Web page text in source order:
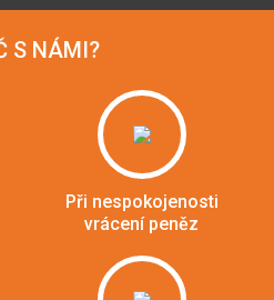
S NÁMI?
Při nespokojenosti
vrácení peněz